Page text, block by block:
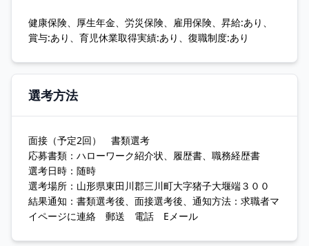
健康保険、厚生年金、労災保険、雇用保険、昇給:あり、
賞与:あり、育児休業取得実績:あり、復職制度:あり
選考方法
面接（予定2回） 書類選考
応募書類：ハローワーク紹介状、履歴書、職務経歴書
選考日時：随時
選考場所：山形県東田川郡三川町大字猪子大堰端３００
結果通知：書類選考後、面接選考後、通知方法：求職者マ
イページに連絡 郵送 電話 Eメール